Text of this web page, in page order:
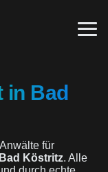
in Bad
für
Bad Köstritz. Alle